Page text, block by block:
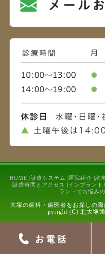
HOME |診療システム |医院紹介 |診
|診療時間とアクセス |インプラント
ラントでお悩み
大塚の歯科・歯医者をお探しの
pyright (C) 北大塚